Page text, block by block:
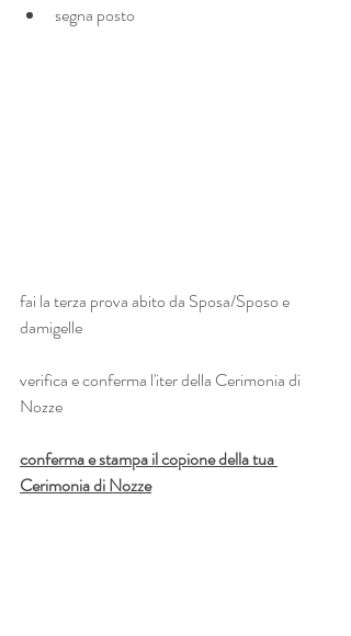
segna posto
fai la terza prova abito da Sposa/Sposo e
damigelle
verifica e conferma l'iter della Cerimonia di
Nozze
conferma e stampa il copione della tua
Cerimonia di Nozze